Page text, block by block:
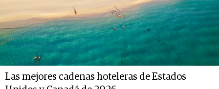
Las mejores cadenas hoteleras de Estados